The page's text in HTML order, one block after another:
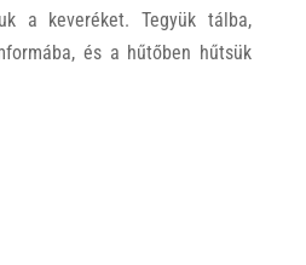
a keveréket. Tegyük tálba,
és a hűtőben hűtsük